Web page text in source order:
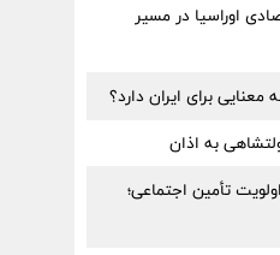
اوراسیا در مسیر
برای ایران دارد؟
به اذان
تأمین اجتماعی؛